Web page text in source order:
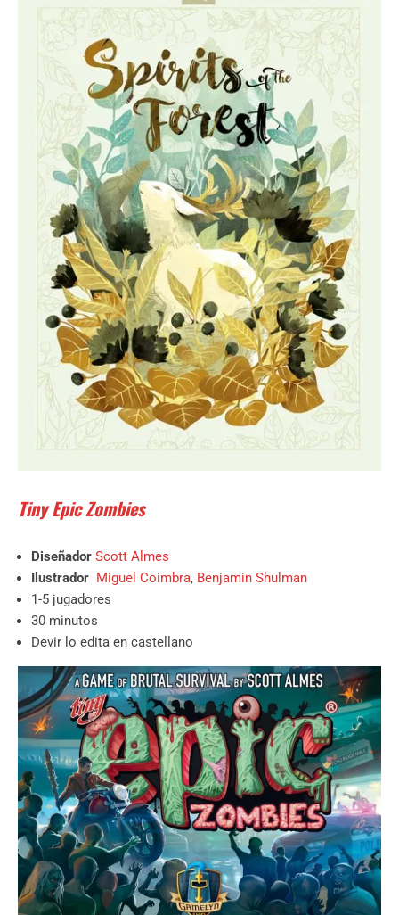
Tiny Epic Zombies
Diseñador Scott Almes
Ilustrador Miguel Coimbra, Benjamin Shulman
1-5 jugadores
30 minutos
Devir lo edita en castellano